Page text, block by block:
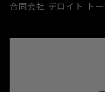
合同会社 デロイト ト